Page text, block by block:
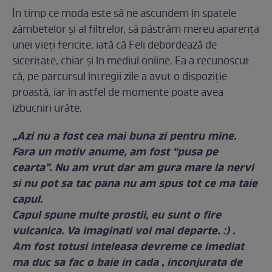
În timp ce moda este să ne ascundem în spatele
zâmbetelor și al filtrelor, să păstrăm mereu aparența
unei vieți fericite, iată că Feli debordează de
siceritate, chiar și în mediul online. Ea a recunoscut
că, pe parcursul întregii zile a avut o dispoziție
proastă, iar în astfel de momente poate avea
izbucniri urâte.
„Azi nu a fost cea mai buna zi pentru mine.
Fara un motiv anume, am fost “pusa pe
cearta”. Nu am vrut dar am gura mare la nervi
si nu pot sa tac pana nu am spus tot ce ma taie
capul.
Capul spune multe prostii, eu sunt o fire
vulcanica. Va imaginati voi mai departe. :) .
Am fost totusi inteleasa devreme ce imediat
ma duc sa fac o baie in cada , inconjurata de